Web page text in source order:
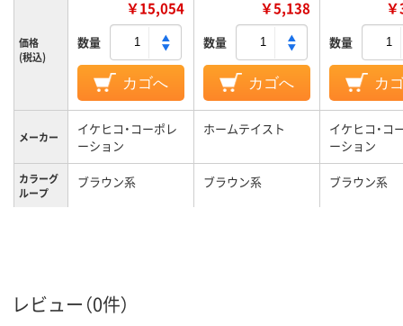
価格
(税込)
￥15,054
数量
カゴへ
￥5,138
数量
カゴへ
数量
カ
メーカー
イケヒコ・コーポレ
ーション
ホームテイスト
イケヒコ・コ
ーション
カラーグ
ループ
ブラウン系 ブラウン系 ブラウン系
レビュー（0件）